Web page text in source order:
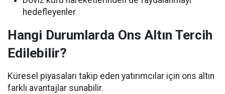
hedefleyenler
Hangi Durumlarda Ons Altın Tercih
Edilebilir?
Küresel piyasaları takip eden yatırımcılar için ons altın
farklı avantajlar sunabilir.